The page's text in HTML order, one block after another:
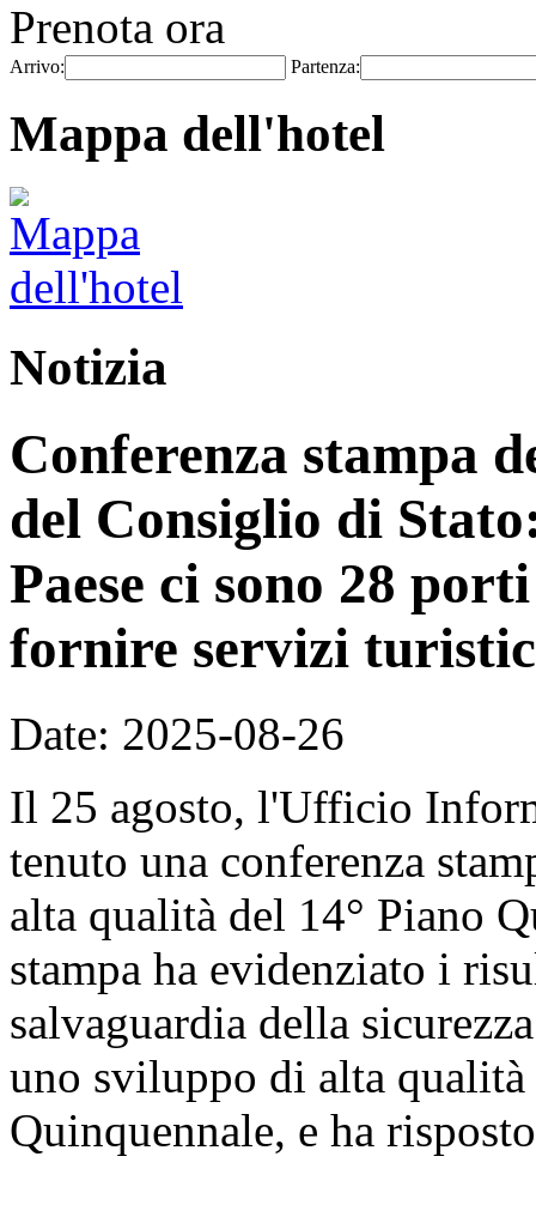
Prenota ora
Arrivo: Partenza:
Mappa dell'hotel
Notizia
Conferenza stampa
del Consiglio di
Paese ci sono 28
fornire servizi
Date: 2025-08-26
Il 25 agosto, l'Ufficio
tenuto una conferenza
alta qualità del 14° Piano
stampa ha evidenziato i
salvaguardia della
uno sviluppo di alta
Quinquennale, e ha